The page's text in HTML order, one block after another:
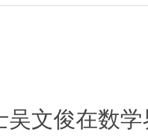
文俊在数学